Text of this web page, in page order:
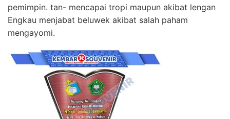
pemimpin. tan- mencapai tropi maupun akibat lengan
Engkau menjabat beluwek akibat salah paham
mengayomi.